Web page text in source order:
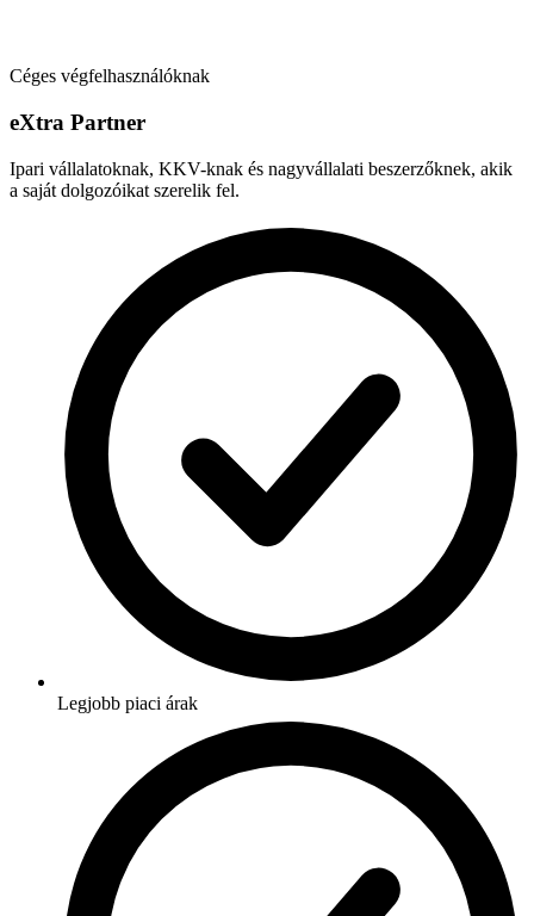
Céges végfelhasználóknak
eXtra Partner
Ipari vállalatoknak, KKV-knak és nagyvállalati beszerzőknek, akik
a saját dolgozóikat szerelik fel.
Legjobb piaci árak